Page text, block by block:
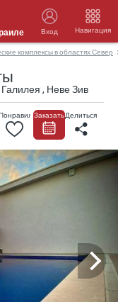
Вход Навигация
комплексы в областях Север
, Неве Зив
Делиться
Заказать